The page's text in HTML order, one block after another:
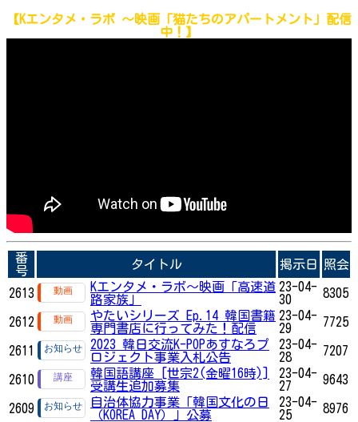
【Kエンタメ・ラボ ～映画「猫たちのアパートメント」配信
中！】
番
号
タイトル 掲示日 照会
2613
Kエンタメ・ラボ～映画「高速道
路家族」
23-04-
30
8305
2612
やたいシリーズ Ep.14 韓国書籍
専門書店に行ってみた！配信
23-04-
29
7725
2611
2023 韓日交流K-POPあすなろプ
ロジェクト事業入札公告
23-04-
28
7207
2610
韓国語講座 [世宗2(金曜16時)]
受講生追加募集
23-04-
27
9643
2609
自治体協力事業「韓国文化の日
（KOREA DAY）」公募
23-04-
25
8976